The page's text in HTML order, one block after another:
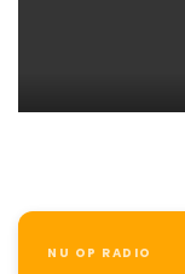
NU OP RADIO